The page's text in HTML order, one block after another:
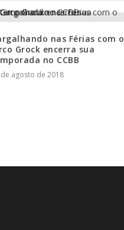
nas Férias com o
Grock encerra sua
no CCBB
agosto de 2018